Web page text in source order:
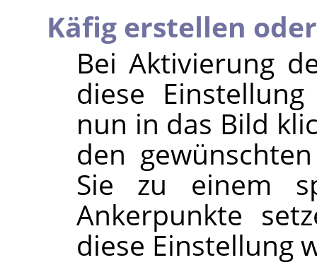
Käfig erstellen
Bei Aktivierung
diese
nun in das Bild
den
Sie zu einem
Ankerpunkte
diese Einstellung